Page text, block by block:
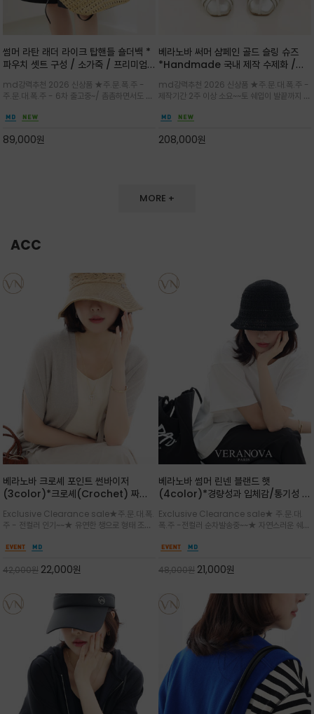
썸머 라탄 래더 라이크 탑핸들 숄더백 *
파우치 셋트 구성 / 소가죽 / 프리미엄
라이크 배색이 조화롭게 어우러진 탑핸
들 숄더백
md강력추천 2026 신상품 ★주.문.폭.주 -
주.문.대.폭.주 - 6차 출고중~/ 촘촘하면서도 입
만들며 부드러운 곡선의 바스켓 실루엣에 넉넉한
양한 연출이
89,000원
베라노바 써머 샴페인 골드 슬링 슈즈
*Handmade 국내 제작 수제화 /은
스럽게 밝혀주는 슬링백 플랫슈
md강력추천 2026 신상품 ★주.문.대.폭.주 -
제작기간 2주 이상 소요~~토 쉐입이 발끝까지 세
끔한 디자인과 베이직한 컬러감으로 높은 활용도
일까지 두루 잘 어울리는 활2
208,000원
MORE +
ACC
베라노바 크로셰 포인트 썬바이저
(3color)*크로셰(Crochet) 짜임
미닌한 무드를 연출/벨크로 타입이라 휴
대도 간편
Exclusive Clearance sale★주.문.대.폭.
주 - 전컬러 인기~~★ 유연한 챙으로 형태 조절
말아 휴대하기 좋고, 챙의 모양을 살짝 바꿀 수 있
용성을 모두 갖춘 아이템
42,000원 22,000원
베라노바 썸머 린넨 블랜드 햇
(4color)*경량성과 입체감/통기성 좋
쾌적하게 착용/ 뒷트임 있어서 헤어스타
일링에도 편하게 쓰실수 있습니다
Exclusive Clearance sale★ 주.문.대.
폭.주 -전컬러 순차발송중~~★ 자연스러운 쉐입
련된 포인트/베이직한 컬러 구성으로 어떤 스타
용도 높은 아이템
48,000원 21,000원